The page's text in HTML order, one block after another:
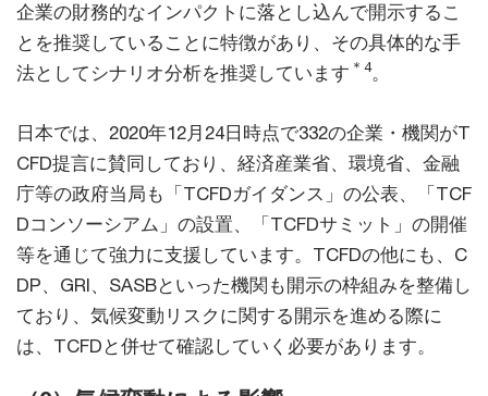
企業の財務的なインパクトに落とし込んで開示するこ
とを推奨していることに特徴があり、その具体的な手
法としてシナリオ分析を推奨しています ＊4。
日本では、2020年12月24日時点で332の企業・機関がT
CFD提言に賛同しており、経済産業省、環境省、金融
庁等の政府当局も「TCFDガイダンス」の公表、「TCF
Dコンソーシアム」の設置、「TCFDサミット」の開催
等を通じて強力に支援しています。TCFDの他にも、C
DP、GRI、SASBといった機関も開示の枠組みを整備し
ており、気候変動リスクに関する開示を進める際に
は、TCFDと併せて確認していく必要があります。